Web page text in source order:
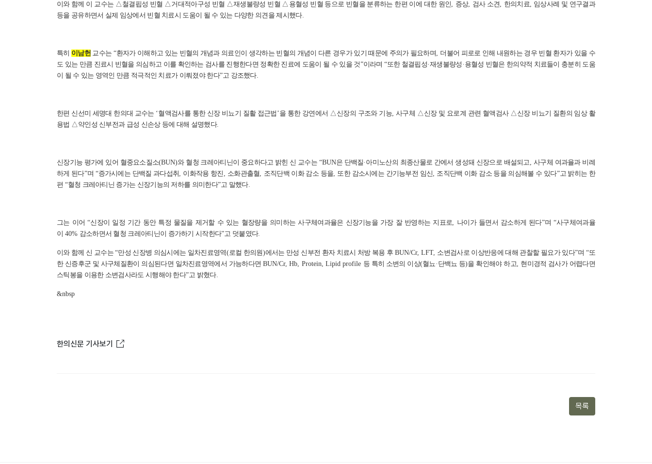
이와 함께 이 교수는 △ 철결핍성 빈혈 △ 거대적아구성 빈혈 △재생불량성 빈혈 △ 용혈성 빈혈 등으로 빈혈을 분류하는 한편 이에 대한 원인, 증상, 검사 소견, 한의치료, 임상사례 및 연구결과
등을 공유하면서 실제 임상에서 빈혈 치료시 도움이 될 수 있는 다양한 의견을 제시했다.
특히 이남헌교수는 “환자가 이해하고 있는 빈혈의 개념과 의료인이 생각하는 빈혈의 개념이 다른 경우가 있기 때문에 주의가 필요하며 , 더불어 피로로 인해 내원하는 경우 빈혈 환자가 있을 수
도 있는 만큼 진료시 빈혈을 의심하고 이를 확인하는 검사를 진행한다면 정확한 진료에 도움이 될 수 있을 것”이라며 “또한 철결핍성·재생불량성 · 용혈성 빈혈은 한의약적 치료들이 충분히 도움
이 될 수 있는 영역인 만큼 적극적인 치료가 이뤄졌야 한다”고 강조했다.
한편 신선미 세명대 한의대 교수는 ‘혈액검사를 통한 신장 비뇨기 질활 접근법 ’을 통한 강연에서 △ 신장의 구조와 기능,사구체 △ 신장 및 요로계 관련 혈액검사 △ 신장 비뇨기 질환의 임상 활
용법 △ 약인성 신부전과 급성 신손상 등에 대해 설명했다.
신장기능 평가에 있어 혈중요소질소(BUN)와 혈청 크레아티닌이 중요하다고 밝힌 신 교수는 “BUN은 단백질· 아미노산의 최종산물로 간에서 생성돼 신장으로 배설되고,사구체 여과율과 비례
하게 된다”며 “증가시에는 단백질 과다섭취 , 이화작용 항진 , 소화관출혈, 조직단백 이화 감소 등을, 또한 감소시에는 간기능부전 임신, 조직단백 이화 감소 등을 의심해볼 수 있다”고 밝히는 한
편 “혈청 크레아티닌 증가는 신장기능의 저하를 의미한다”고 말했다.
그는 이어“신장이 일정 기간 동안 특정 물질을 제거할 수 있는 혈장량을 의미하는 사구체여과율은 신장기능을 가장 잘 반영하는 지표로, 나이가 들면서 감소하게 된다”며“사구체여과율
이 40% 감소하면서 혈청 크레아티닌이 증가하기 시작한다”고 덧붙였다.
이와 함께 신 교수는“만성 신장병 의심시에는 일차진료영역(로컬 한의원)에서는 만성 신부전 환자 치료시 처방 복용 후BUN/Cr, LFT, 소변검사로 이상반응에 대해 관찰할 필요가 있다”며 “또
한 신증후군 및 사구체질환이 의심된다면 일차진료영역에서 가능하다면 BUN/Cr, Hb, Protein, Lipid profile 등 특히 소변의 이상(혈뇨· 단백뇨 등)을 확인해야 하고, 현미경적 검사가 어렵다면
스틱봉을 이용한 소변검사라도 시행해야 한다”고 밝혔다.
&nbsp
한의신문 기사보기 새창열림
목록